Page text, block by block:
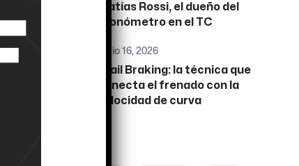
Matías Rossi, el dueño del
cronómetro en el TC
junio 16, 2026
Trail Braking: la técnica que
conecta el frenado con la
velocidad de curva